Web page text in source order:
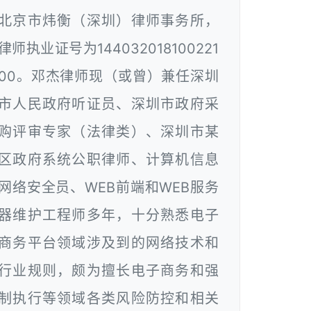
京市炜衡（深圳）律师事务所，
师执业证号为144032018100221
。邓杰律师现（或曾）兼任深圳
人民政府听证员、深圳市政府采
评审专家（法律类）、深圳市某
政府系统公职律师、计算机信息
络安全员、WEB前端和WEB服务
维护工程师多年，十分熟悉电子
务平台领域涉及到的网络技术和
业规则，颇为擅长电子商务和强
执行等领域各类风险防控和相关